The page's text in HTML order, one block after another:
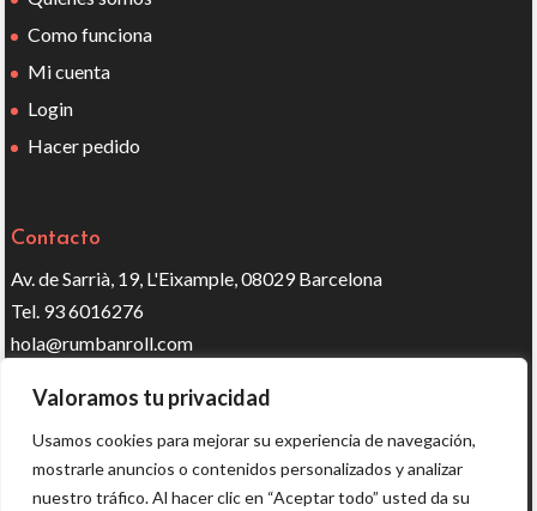
Valoramos tu privacidad
Usamos cookies para mejorar su experiencia de navegación,
mostrarle anuncios o contenidos personalizados y analizar
nuestro tráfico. Al hacer clic en “Aceptar todo” usted da su
Como funciona
Mi cuenta
Login
Hacer pedido
Contacto
Av. de Sarrià, 19, L'Eixample, 08029 Barcelona
Tel. 93 6016276
hola@rumbanroll.com
Síguenos en redes